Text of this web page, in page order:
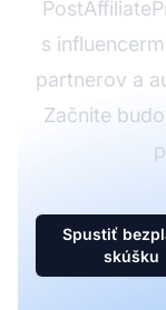
s
partnerov a
Začnite
Spustiť
skúšku